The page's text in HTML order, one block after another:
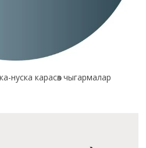
нуска карасөз чыгармалар